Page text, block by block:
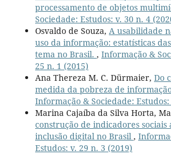
processamento de objetos
Sociedade: Estudos: v. 30 n. 4
Osvaldo de Souza, A usabilidade
uso da informação: estatísticas
tema no Brasil. , Informação &
25 n. 1 (2015)
Ana Thereza M. C. Dürmaier, Do
medida da pobreza de
Informação & Sociedade:
Marina Cajaíba da Silva Horta,
construção de indicadores sociais
inclusão digital no Brasil ,
Estudos: v. 29 n. 3 (2019)